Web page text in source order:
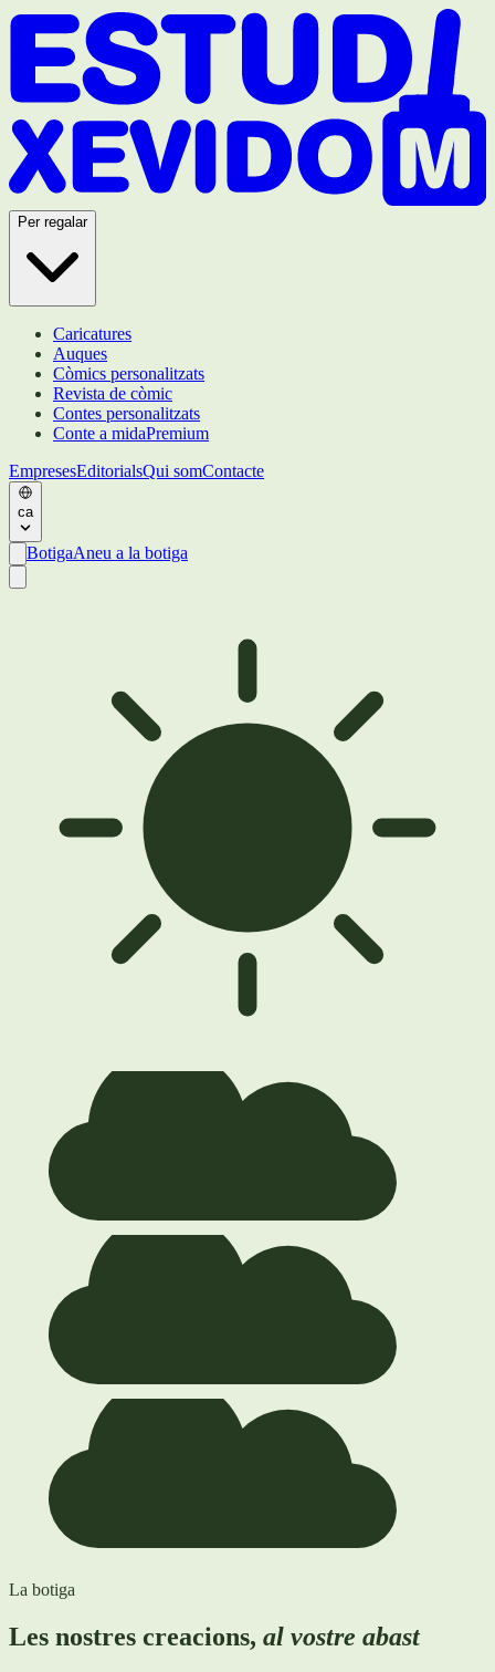
Per regalar
Caricatures
Auques
Còmics personalitzats
Revista de còmic
Contes personalitzats
Conte a midaPremium
EmpresesEditorialsQui somContacte
ca
BotigaAneu a la botiga
La botiga
Les nostres creacions, al vostre abast